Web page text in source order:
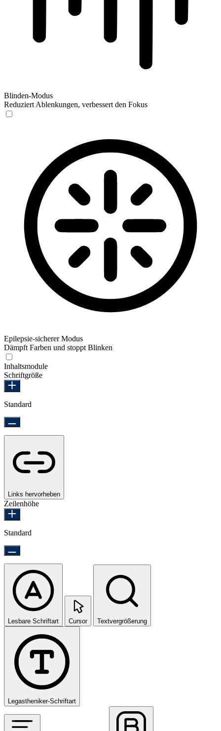
Blinden-Modus
Reduziert Ablenkungen, verbessert den Fokus
Epilepsie-sicherer Modus
Dämpft Farben und stoppt Blinken
Inhaltsmodule
Schriftgröße
Standard
Links hervorheben
Zeilenhöhe
Standard
Lesbare Schriftart Cursor Textvergrößerung
Legastheniker-Schriftart